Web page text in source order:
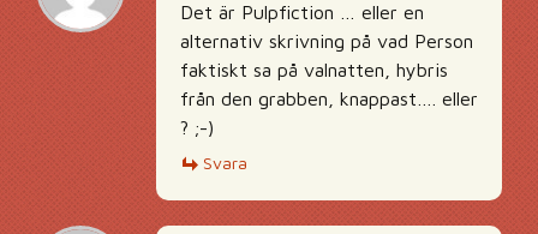
Det är Pulpfiction … eller en
alternativ skrivning på vad Person
faktiskt sa på valnatten, hybris
från den grabben, knappast…. eller
? ;-)
Svara